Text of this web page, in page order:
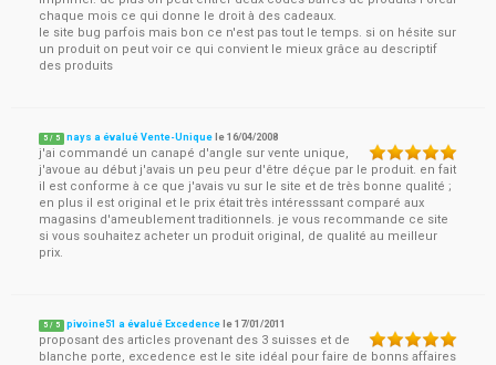
chaque mois ce qui donne le droit à des cadeaux.
le site bug parfois mais bon ce n'est pas tout le temps. si on hésite sur
un produit on peut voir ce qui convient le mieux grâce au descriptif
des produits
5 / 5 nays a évalué Vente-Unique le16/04/2008
j'ai commandé un canapé d'angle sur vente unique,
j'avoue au début j'avais un peu peur d'être déçue par le produit. en fait
il est conforme à ce que j'avais vu sur le site et de très bonne qualité ;
en plus il est original et le prix était très intéresssant comparé aux
magasins d'ameublement traditionnels. je vous recommande ce site
si vous souhaitez acheter un produit original, de qualité au meilleur
prix.
5 / 5 pivoine51 a évalué Excedence le17/01/2011
proposant des articles provenant des 3 suisses et de
blanche porte, excedence est le site idéal pour faire de bonns affaires